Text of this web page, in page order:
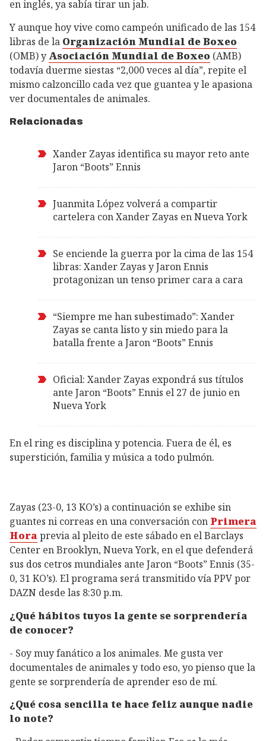
en inglés, ya sabía tirar un jab.
Y aunque hoy vive como campeón unificado de las 154
libras de la Organización Mundial de Boxeo
(OMB) y Asociación Mundial de Boxeo (AMB)
todavía duerme siestas “2,000 veces al día”, repite el
mismo calzoncillo cada vez que guantea y le apasiona
ver documentales de animales.
Relacionadas
Xander Zayas identifica su mayor reto ante
Jaron “Boots” Ennis
Juanmita López volverá a compartir
cartelera con Xander Zayas en Nueva York
Se enciende la guerra por la cima de las 154
libras: Xander Zayas y Jaron Ennis
protagonizan un tenso primer cara a cara
“Siempre me han subestimado”: Xander
Zayas se canta listo y sin miedo para la
batalla frente a Jaron “Boots” Ennis
Oficial: Xander Zayas expondrá sus títulos
ante Jaron “Boots” Ennis el 27 de junio en
Nueva York
En el ring es disciplina y potencia. Fuera de él, es
superstición, familia y música a todo pulmón.
Zayas (23-0, 13 KO’s) a continuación se exhibe sin
guantes ni correas en una conversación con Primera
Hora previa al pleito de este sábado en el Barclays
Center en Brooklyn, Nueva York, en el que defenderá
sus dos cetros mundiales ante Jaron “Boots” Ennis (35-
0, 31 KO’s). El programa será transmitido vía PPV por
DAZN desde las 8:30 p.m.
¿Qué hábitos tuyos la gente se sorprendería
de conocer?
- Soy muy fanático a los animales. Me gusta ver
documentales de animales y todo eso, yo pienso que la
gente se sorprendería de aprender eso de mí.
¿Qué cosa sencilla te hace feliz aunque nadie
lo note?